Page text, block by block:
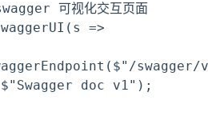
可视化交互页面
=>
swagger/
doc v1");